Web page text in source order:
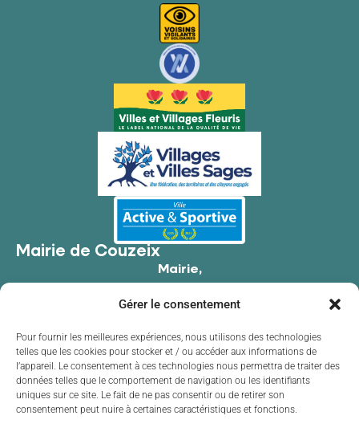
Gérer le consentement
Pour fournir les meilleures expériences, nous utilisons des technologies
telles que les cookies pour stocker et / ou accéder aux informations de
l’appareil. Le consentement à ces technologies nous permettra de traiter des
données telles que le comportement de navigation ou les identifiants
uniques sur ce site. Le fait de ne pas consentir ou de retirer son
consentement peut nuire à certaines caractéristiques et fonctions.
Mairie de Couzeix
Mairie,
87270 Couzeix
05 55 39 34 09
Contacter la mairie
Horaires d'ouverture
Lundide 8h30 à 12h00 et de 13h30 à 17h30
Mardi
de 8h30 à 12h00 et de 13h30 à 17h30